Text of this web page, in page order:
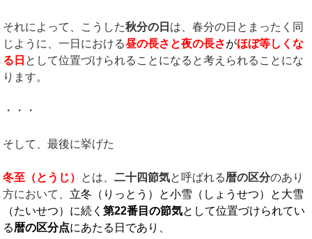
それによって、こうした秋分の日 は、春分の日とまったく同
じように、一日における昼の長さと夜の長さがほぼ等しくな
る日 として位置づけられることになると考えられることにな
ります。
・・・
そして、最後に挙げた
冬至（とうじ） とは、二十四節気と呼ばれる暦の区分のあり
方において、 立冬（りっとう）と小雪（しょうせつ）と大雪
（たいせつ）に続く第22番目の節気として位置づけられてい
る暦の区分点にあたる日であり、